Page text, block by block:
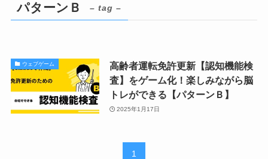
パターンＢ – tag –
ウェブゲーム
高齢者運転免許更新【認知機能検
査】をゲーム化！楽しみながら脳
トレができる【パターンＢ】
2025年1月17日
1